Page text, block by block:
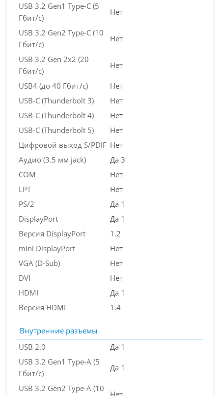
USB 3.2 Gen1 Type-C (5
Гбит/с)
Нет
USB 3.2 Gen2 Type-C (10
Гбит/с)
Нет
USB 3.2 Gen 2x2 (20
Гбит/с)
Нет
USB4 (до 40 Гбит/с)
Нет
USB-C (Thunderbolt 3)
Нет
USB-C (Thunderbolt 4)
Нет
USB-C (Thunderbolt 5)
Нет
Цифровой выход S/PDIF Нет
Аудио (3.5 мм jack)
Да 3
COM
Нет
LPT
Нет
PS/2
Да 1
DisplayPort
Да 1
Версия DisplayPort
1.2
mini DisplayPort
Нет
VGA (D-Sub)
Нет
DVI
Нет
HDMI
Да 1
Версия HDMI
1.4
Внутренние разъемы
USB 2.0
Да 1
USB 3.2 Gen1 Type-A (5
Гбит/с)
Да 1
USB 3.2 Gen2 Type-A (10
Нет